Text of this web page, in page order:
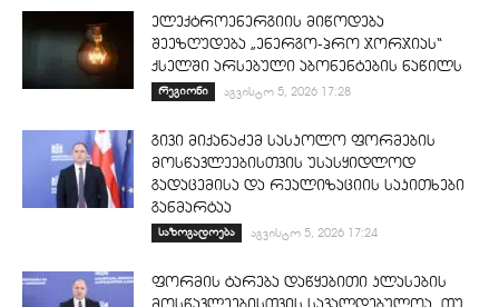
ელექტროენერგიის მიწოდება
შეეზღუდება „ენერგო-პრო ჯორჯიას“
ქსელში არსებული აბონენტების ნაწილს
რეგიონი აგვისტო 5, 2026 17:28
გივი მიქანაძემ სასკოლო ფორმების
მოსწავლეებისთვის უსასყიდლოდ
გადაცემისა და რეალიზაციის საკითხები
განმარტაა
საზოგადოება აგვისტო 5, 2026 17:24
ფორმის ტარება დაწყებითი კლასების